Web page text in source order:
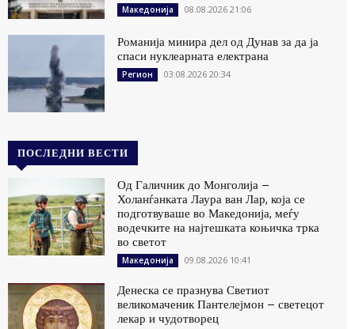
Македонија 08.08.2026 21:06
Романија минира дел од Дунав за да ја
спаси нуклеарната електрана
Регион 03.08.2026 20:34
ПОСЛЕДНИ ВЕСТИ
Од Галичник до Монголија –
Холанѓанката Лаура ван Лар, која се
подготвуваше во Македонија, меѓу
водечките на најтешката коњичка трка
во светот
Македонија 09.08.2026 10:41
Денеска се празнува Светиот
великомаченик Пантелејмон – светецот
лекар и чудотворец